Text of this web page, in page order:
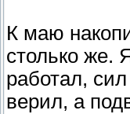
К маю
столько же.
работал,
верил, а